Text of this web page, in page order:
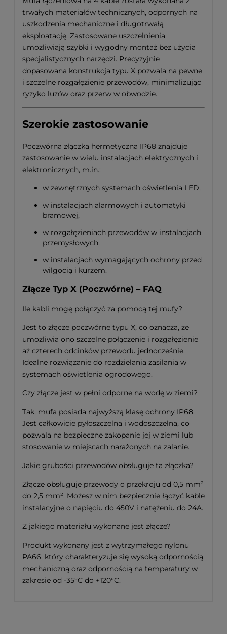
trwałych materiałów technicznych, odpornych na
uszkodzenia mechaniczne i długotrwałą
eksploatację. Zastosowane uszczelnienia
umożliwiają szybki i wygodny montaż bez użycia
specjalistycznych narzędzi. Precyzyjnie
dopasowana konstrukcja typu X pozwala na pewne
i szczelne rozgałęzienie przewodów, minimalizując
ryzyko luzów oraz przerw w obwodzie.
Szerokie zastosowanie
Poczwórna złączka hermetyczna IP68 znajduje
zastosowanie w wielu instalacjach elektrycznych i
elektronicznych, m.in.:
w zewnętrznych systemach oświetlenia LED,
w instalacjach alarmowych i automatyki
bramowej,
w rozgałęzieniach przewodów w instalacjach
przemysłowych,
w instalacjach wymagających ochrony przed
wilgocią i kurzem.
Złącze Typ X (Poczwórne) – FAQ
Ile kabli mogę połączyć za pomocą tej mufy?
Jest to złącze poczwórne typu X, co oznacza, że
umożliwia ono szczelne połączenie i rozgałęzienie
aż czterech odcinków przewodu jednocześnie.
Idealne rozwiązanie do rozdzielania zasilania w
systemach oświetlenia ogrodowego.
Czy złącze jest w pełni odporne na wodę w ziemi?
Tak, mufa posiada najwyższą klasę ochrony IP68.
Jest całkowicie pyłoszczelna i wodoszczelna, co
pozwala na bezpieczne zakopanie jej w ziemi lub
stosowanie w miejscach narażonych na zalanie.
Jakie grubości przewodów obsługuje ta złączka?
Złącze obsługuje przewody o przekroju od 0,5 mm²
do 2,5 mm². Możesz w nim bezpiecznie łączyć kable
instalacyjne o napięciu do 450V i natężeniu do 24A.
Z jakiego materiału wykonane jest złącze?
Produkt wykonany jest z wytrzymałego nylonu
PA66, który charakteryzuje się wysoką odpornością
mechaniczną oraz odpornością na temperatury w
zakresie od -35°C do +120°C.